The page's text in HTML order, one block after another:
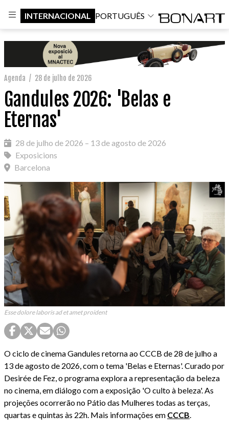
INTERNACIONAL PORTUGUÊS
Agenda / 28 de julho de 2026
Gandules 2026: 'Belas e
Eternas'
28 de julho de 2026 – 13 de agosto de 2026
Exposicions
Barcelona
Esse dolore laboris ad et amet proident
O ciclo de cinema Gandules retorna ao CCCB de 28 de julho a
13 de agosto de 2026, com o tema 'Belas e Eternas'. Curado por
Desirée de Fez, o programa explora a representação da beleza
no cinema, em diálogo com a exposição 'O culto à beleza'. As
projeções ocorrerão no Pátio das Mulheres todas as terças,
quartas e quintas às 22h. Mais informações em CCCB